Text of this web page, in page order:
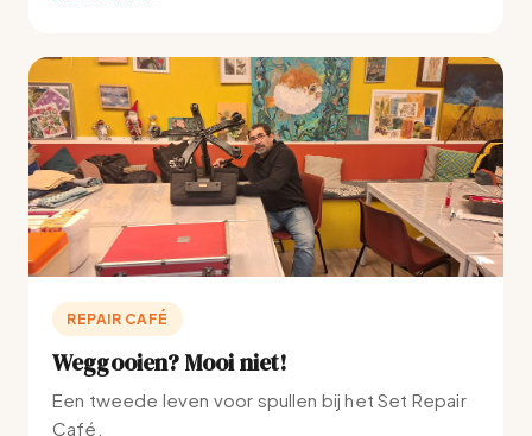
REPAIR CAFÉ
Weggooien? Mooi niet!
Een tweede leven voor spullen bij het Set Repair
Café.